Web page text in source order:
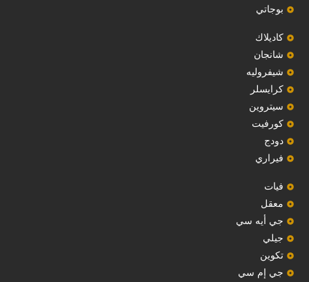
بوجاتي
كاديلاك
‏شانجان‏
شيفروليه
‏كرايسلر‏
سيتروين
‏كورفيت‏
دودج
فيراري
فيات
معقل
‏جي أيه سي‏
جيلي
‏تكوين‏
جي إم سي